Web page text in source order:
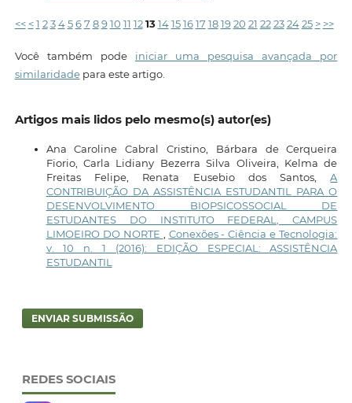
<< < 1 2 3 4 5 6 7 8 9 10 11 12 13 14 15 16 17 18 19 20 21 22 23 24 25 > >>
Você também pode iniciar uma pesquisa avançada por
similaridadepara este artigo.
Artigos mais lidos pelo mesmo(s) autor(es)
Ana Caroline Cabral Cristino, Bárbara de Cerqueira
Fiorio, Carla Lidiany Bezerra Silva Oliveira, Kelma de
Freitas Felipe, Renata Eusebio dos Santos,A
CONTRIBUIÇÃO DA ASSISTÊNCIA ESTUDANTIL PARA O
DESENVOLVIMENTO BIOPSICOSSOCIAL DE
ESTUDANTES DO INSTITUTO FEDERAL, CAMPUS
LIMOEIRO DO NORTE
Conexões - Ciência e Tecnologia:
v. 10 n. 1 (2016): EDIÇÃO ESPECIAL: ASSISTÊNCIA
ESTUDANTIL
ENVIAR SUBMISSÃO
REDES SOCIAIS